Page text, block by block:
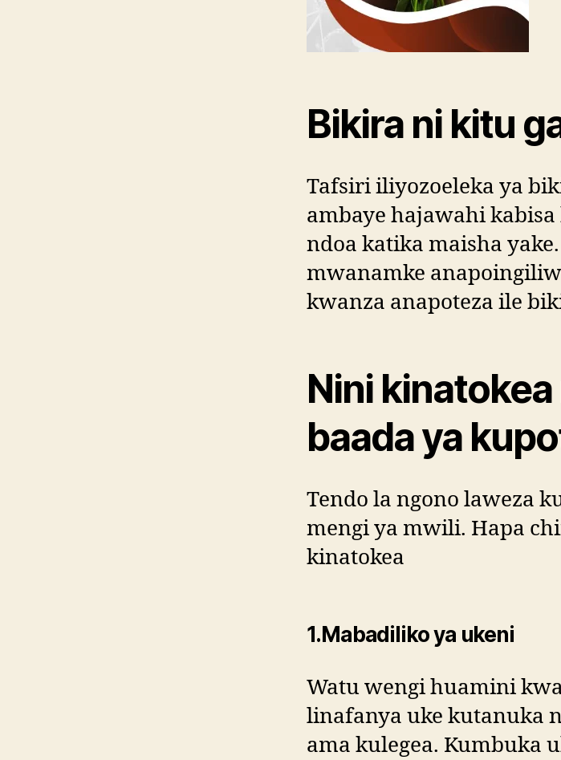
Bikira ni kitu
Tafsiri iliyozoeleka ya
ambaye hajawahi
ndoa katika maisha
mwanamke
kwanza anapoteza ile
Nini
baada ya
Tendo la ngono laweza
mengi ya mwili. Hapa
kinatokea
1.Mabadiliko ya ukeni
Watu wengi huamini
linafanya uke kutanuka
ama kulegea. Kumbuka